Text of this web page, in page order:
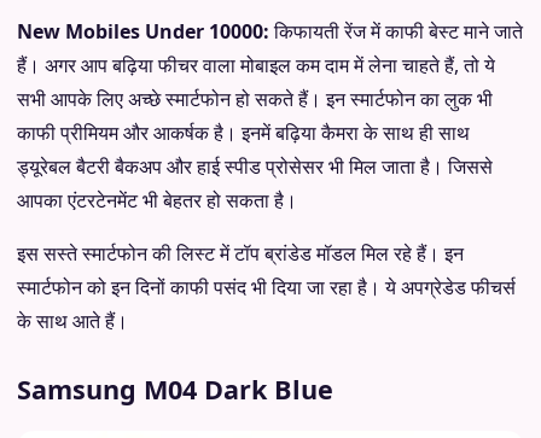
New Mobiles Under 10000:किफायती रेंज में काफी बेस्ट माने जाते
हैं। अगर आप बढ़िया फीचर वाला मोबाइल कम दाम में लेना चाहते हैं, तो ये
सभी आपके लिए अच्छे स्मार्टफोन हो सकते हैं। इन स्मार्टफोन का लुक भी
काफी प्रीमियम और आकर्षक है। इनमें बढ़िया कैमरा के साथ ही साथ
ड्यूरेबल बैटरी बैकअप और हाई स्पीड प्रोसेसर भी मिल जाता है। जिससे
आपका एंटरटेनमेंट भी बेहतर हो सकता है।
इस सस्ते स्मार्टफोन की लिस्ट में टॉप ब्रांडेड मॉडल मिल रहे हैं। इन
स्मार्टफोन को इन दिनों काफी पसंद भी दिया जा रहा है। ये अपग्रेडेड फीचर्स
के साथ आते हैं।
Samsung M04 Dark Blue